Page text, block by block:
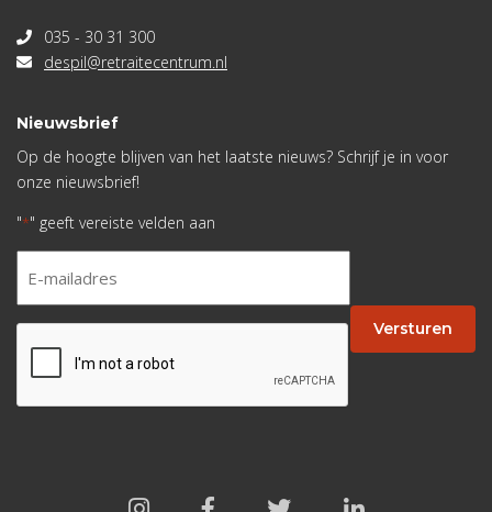
035 - 30 31 300
despil@retraitecentrum.nl
Nieuwsbrief
Op de hoogte blijven van het laatste nieuws? Schrijf je in voor
onze nieuwsbrief!
"*" geeft vereiste velden aan
* Versturen